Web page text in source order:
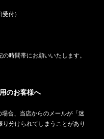
付）
時間帯にお願いいたします。
のお客様へ
合、当店からのメールが「迷
分けられてしまうことがあり